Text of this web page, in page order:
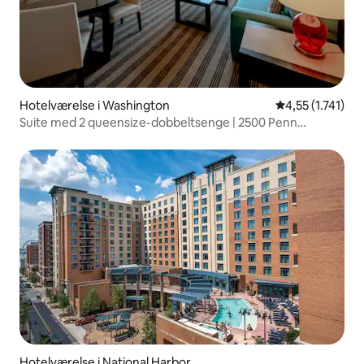
Hotelværelse i Washington 4,55 ud af 5 i
4,55 (1.741)
Suite med 2 queensize-dobbeltsenge | 2500 Penn